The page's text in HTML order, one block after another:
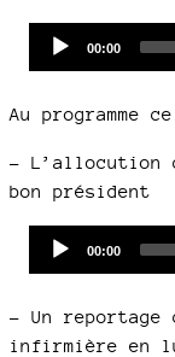
Current
00:00
Au programme
– L’allocution
bon président
Current
00:00
– Un
infirmière en